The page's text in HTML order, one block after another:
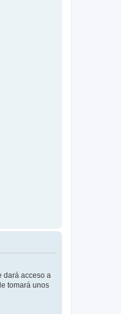
dará acceso a
tomará unos